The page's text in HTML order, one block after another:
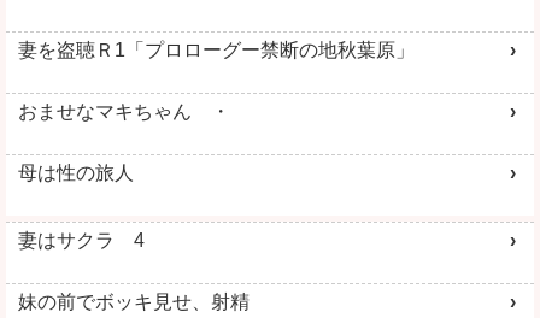
妻を盗聴Ｒ1「プロローグー禁断の地秋葉原」
おませなマキちゃん ・
母は性の旅人
妻はサクラ 4
妹の前でボッキ見せ、射精